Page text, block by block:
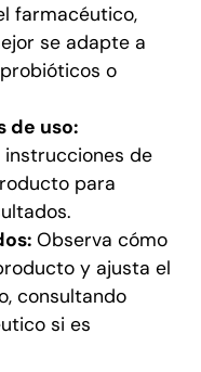
farmacéutico,
se adapte a
o
de uso:
de
para
Observa cómo
y ajusta el
consultando
si es